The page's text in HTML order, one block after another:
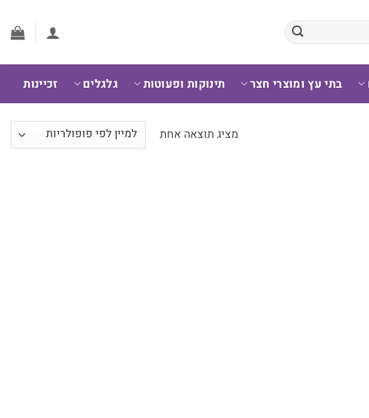
בתי עץ ומוצרי חצר תינוקות ופעוטות גלגלים זכיינות
מציג תוצאה אחת